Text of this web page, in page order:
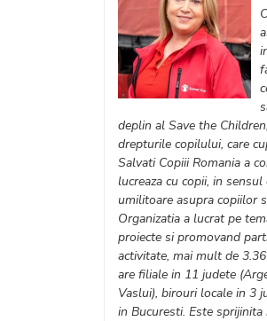
deplin al Save the
drepturile copilului, care
Salvati Copiii Romania a
lucreaza cu copii, in
umilitoare asupra copiilor
Organizatia a lucrat pe
proiecte si promovand
activitate, mai mult de
are filiale in 11 judete
Vaslui), birouri locale in 3
in Bucuresti. Este